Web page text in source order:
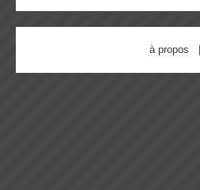
à propos